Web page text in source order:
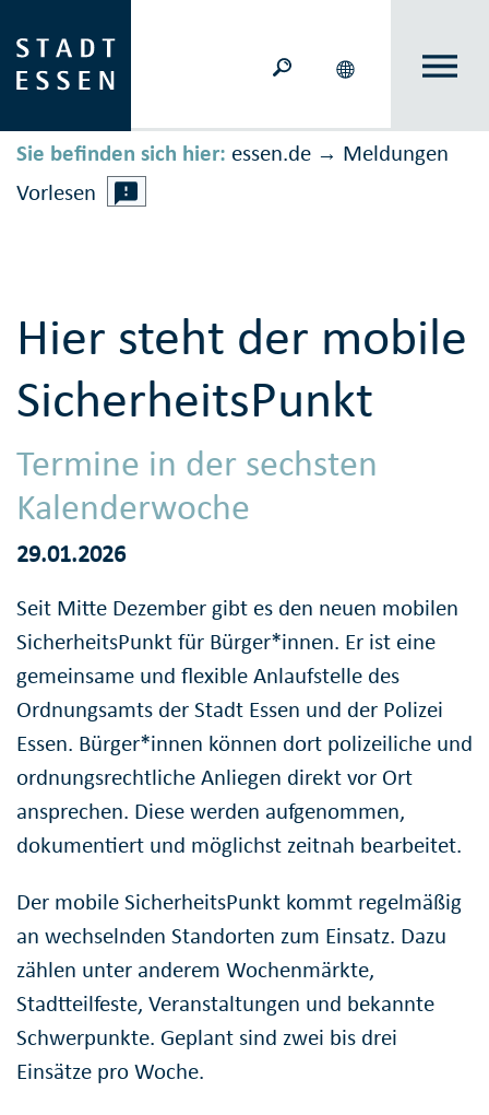
Sie befinden sich hier: essen.de → Meldungen
Vorlesen
Hier steht der mobile
SicherheitsPunkt
Termine in der sechsten
Kalenderwoche
29.01.2026
Seit Mitte Dezember gibt es den neuen mobilen
SicherheitsPunkt für Bürger*innen. Er ist eine
gemeinsame und flexible Anlaufstelle des
Ordnungsamts der Stadt Essen und der Polizei
Essen. Bürger*innen können dort polizeiliche und
ordnungsrechtliche Anliegen direkt vor Ort
ansprechen. Diese werden aufgenommen,
dokumentiert und möglichst zeitnah bearbeitet.
Der mobile SicherheitsPunkt kommt regelmäßig
an wechselnden Standorten zum Einsatz. Dazu
zählen unter anderem Wochenmärkte,
Stadtteilfeste, Veranstaltungen und bekannte
Schwerpunkte. Geplant sind zwei bis drei
Einsätze pro Woche.